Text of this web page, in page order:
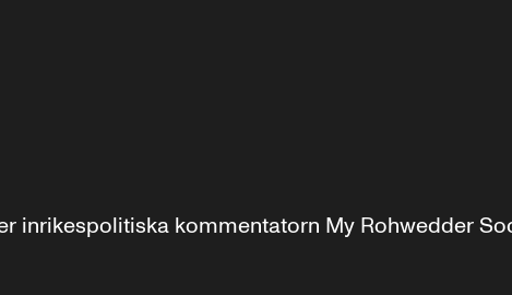
inrikespolitiska kommentatorn My Rohwedder